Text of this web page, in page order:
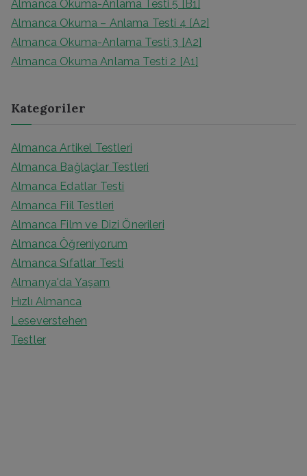
Almanca Okuma-Anlama Testi 5 [B1]
Almanca Okuma – Anlama Testi 4 [A2]
Almanca Okuma-Anlama Testi 3 [A2]
Almanca Okuma Anlama Testi 2 [A1]
Kategoriler
Almanca Artikel Testleri
Almanca Bağlaçlar Testleri
Almanca Edatlar Testi
Almanca Fiil Testleri
Almanca Film ve Dizi Önerileri
Almanca Öğreniyorum
Almanca Sıfatlar Testi
Almanya'da Yaşam
Hızlı Almanca
Leseverstehen
Testler